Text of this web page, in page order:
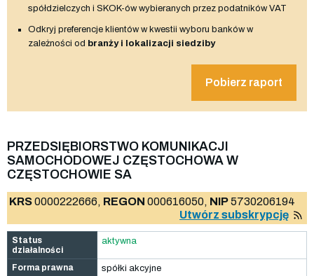
spółdzielczych i SKOK-ów wybieranych przez podatników VAT
Odkryj preferencje klientów w kwestii wyboru banków w
zależności od branży i lokalizacji siedziby
Pobierz raport
PRZEDSIĘBIORSTWO KOMUNIKACJI
SAMOCHODOWEJ CZĘSTOCHOWA W
CZĘSTOCHOWIE SA
KRS0000222666, REGON 000616050, NIP5730206194
Utwórz subskrypcję
Status
działalności
aktywna
Forma prawna
spółki akcyjne